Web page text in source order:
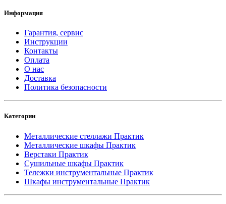
Информация
Гарантия, сервис
Инструкции
Контакты
Оплата
О нас
Доставка
Политика безопасности
Категории
Металлические стеллажи Практик
Металлические шкафы Практик
Верстаки Практик
Сушильные шкафы Практик
Тележки инструментальные Практик
Шкафы инструментальные Практик